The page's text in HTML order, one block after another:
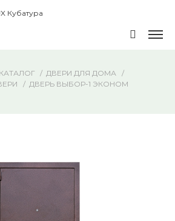
Кубатура
КАТАЛОГ
ДВЕРИ ДЛЯ ДОМА
ДВЕРЬ ВЫБОР-1 ЭКОНОМ